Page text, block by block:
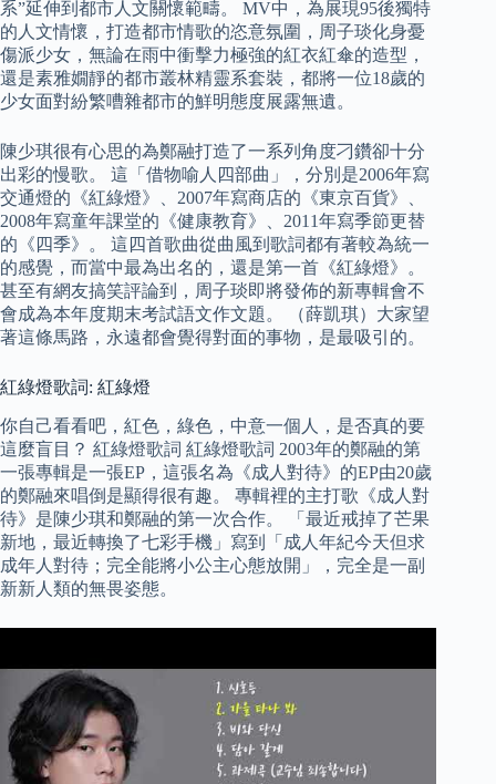
系”延伸到都市人文關懷範疇。 MV中，為展現95後獨特
的人文情懷，打造都市情歌的恣意氛圍，周子琰化身憂
傷派少女，無論在雨中衝擊力極強的紅衣紅傘的造型，
還是素雅嫺靜的都市叢林精靈系套裝，都將一位18歲的
少女面對紛繁嘈雜都市的鮮明態度展露無遺。
陳少琪很有心思的為鄭融打造了一系列角度刁鑽卻十分
出彩的慢歌。 這「借物喻人四部曲」，分別是2006年寫
交通燈的《紅綠燈》、2007年寫商店的《東京百貨》、
2008年寫童年課堂的《健康教育》、2011年寫季節更替
的《四季》。 這四首歌曲從曲風到歌詞都有著較為統一
的感覺，而當中最為出名的，還是第一首《紅綠燈》。
甚至有網友搞笑評論到，周子琰即將發佈的新專輯會不
會成為本年度期末考試語文作文題。 （薛凱琪）大家望
著這條馬路，永遠都會覺得對面的事物，是最吸引的。
紅綠燈歌詞: 紅綠燈
你自己看看吧，紅色，綠色，中意一個人，是否真的要
這麼盲目？ 紅綠燈歌詞 紅綠燈歌詞 2003年的鄭融的第
一張專輯是一張EP，這張名為《成人對待》的EP由20歲
的鄭融來唱倒是顯得很有趣。 專輯裡的主打歌《成人對
待》是陳少琪和鄭融的第一次合作。 「最近戒掉了芒果
新地，最近轉換了七彩手機」寫到「成人年紀今天但求
成年人對待；完全能將小公主心態放開」，完全是一副
新新人類的無畏姿態。